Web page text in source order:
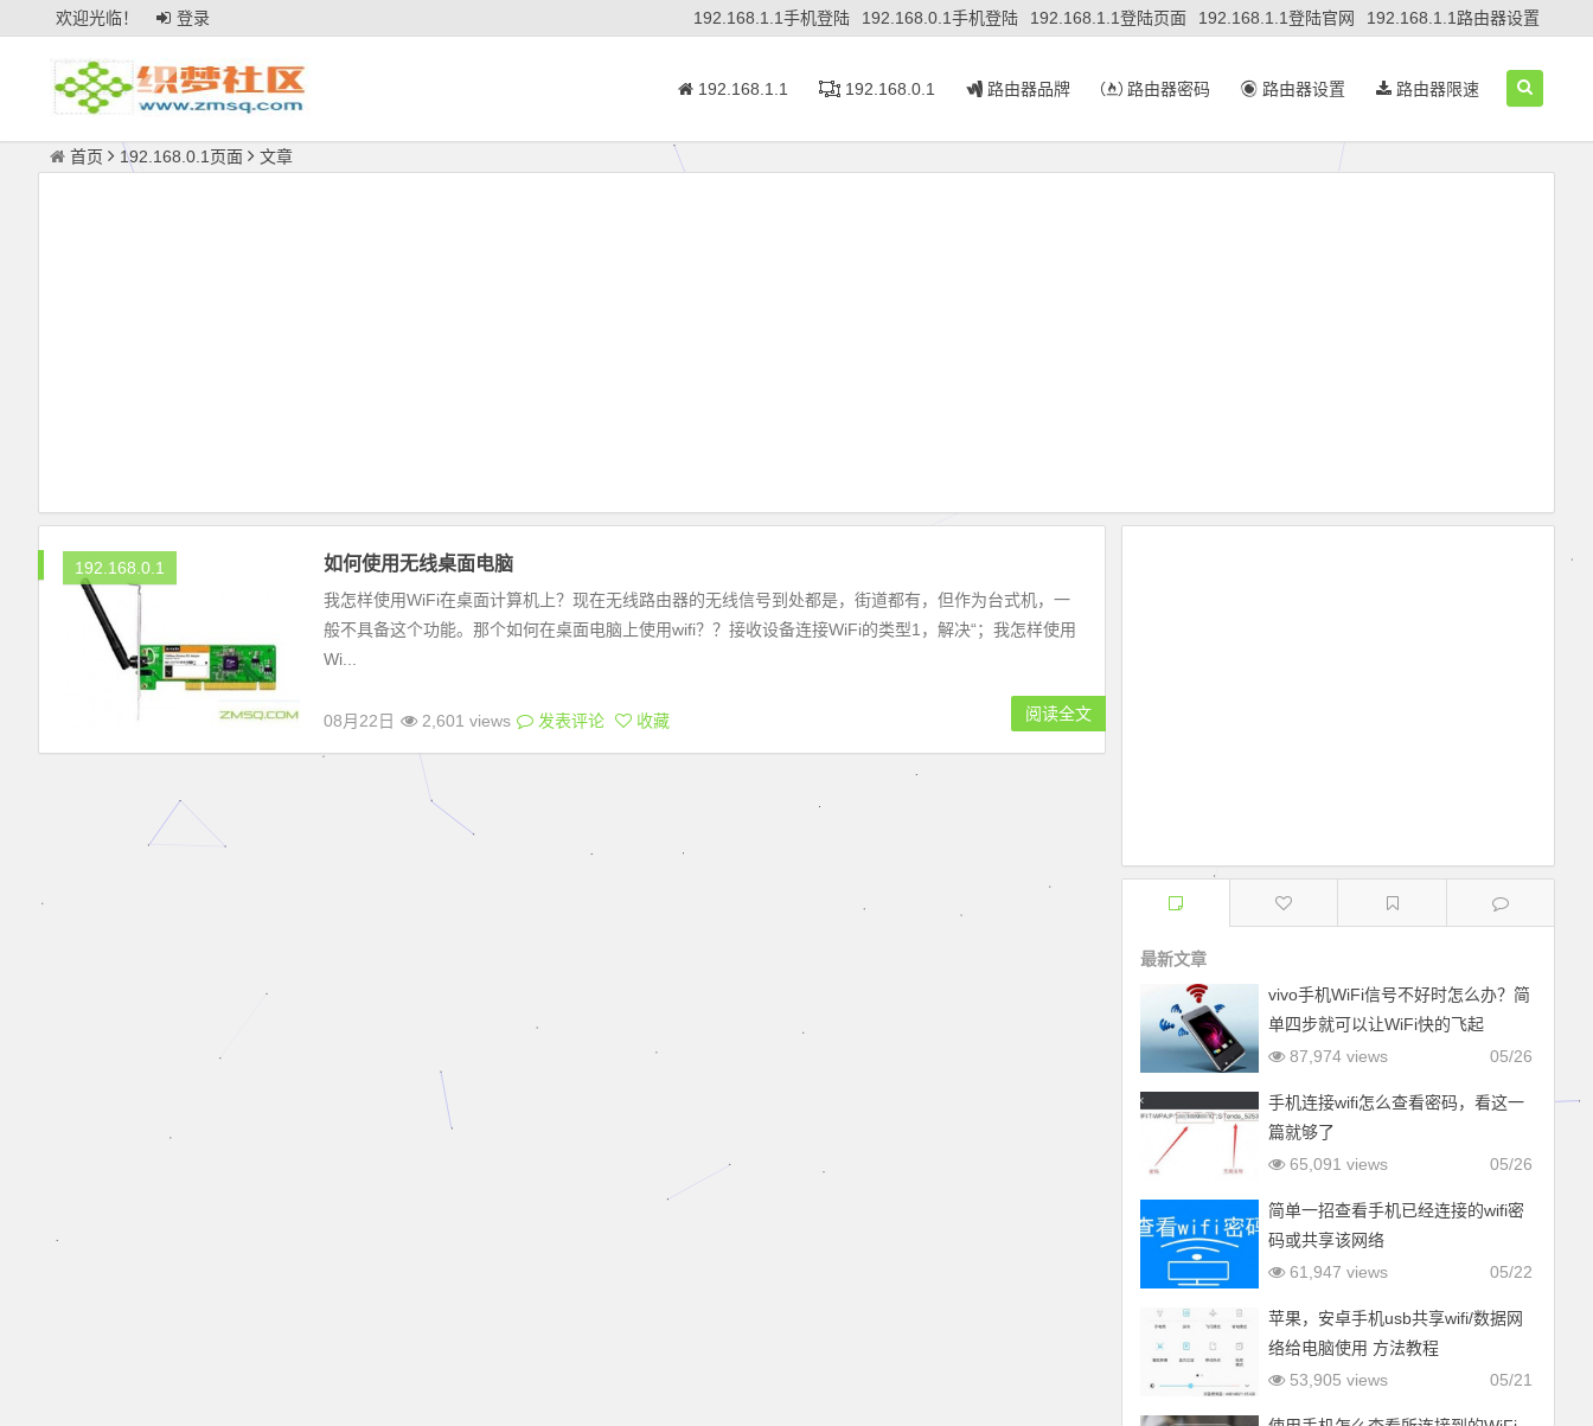
欢迎光临！ 登录 192.168.1.1手机登陆 192.168.0.1手机登陆 192.168.1.1登陆页面 192.168.1.1登陆官网 192.168.1.1路由器设置
192.168.1.1 192.168.0.1 路由器品牌 路由器密码 路由器设置 路由器限速
首页 192.168.0.1页面 文章
192.168.0.1 如何使用无线桌面电脑
我怎样使用WiFi在桌面计算机上？现在无线路由器的无线信号到处都是，街道都有，但作为台式机，一
般不具备这个功能。那个如何在桌面电脑上使用wifi？？接收设备连接WiFi的类型1，解决“；我怎样使用
Wi...
08月22日 2,601 views 发表评论 收藏 阅读全文
最新文章
vivo手机WiFi信号不好时怎么办？简
单四步就可以让WiFi快的飞起
05/26
87,974 views
手机连接wifi怎么查看密码，看这一
篇就够了
05/26
65,091 views
简单一招查看手机已经连接的wifi密
码或共享该网络
05/22
61,947 views
苹果，安卓手机usb共享wifi/数据网
络给电脑使用 方法教程
05/21
53,905 views